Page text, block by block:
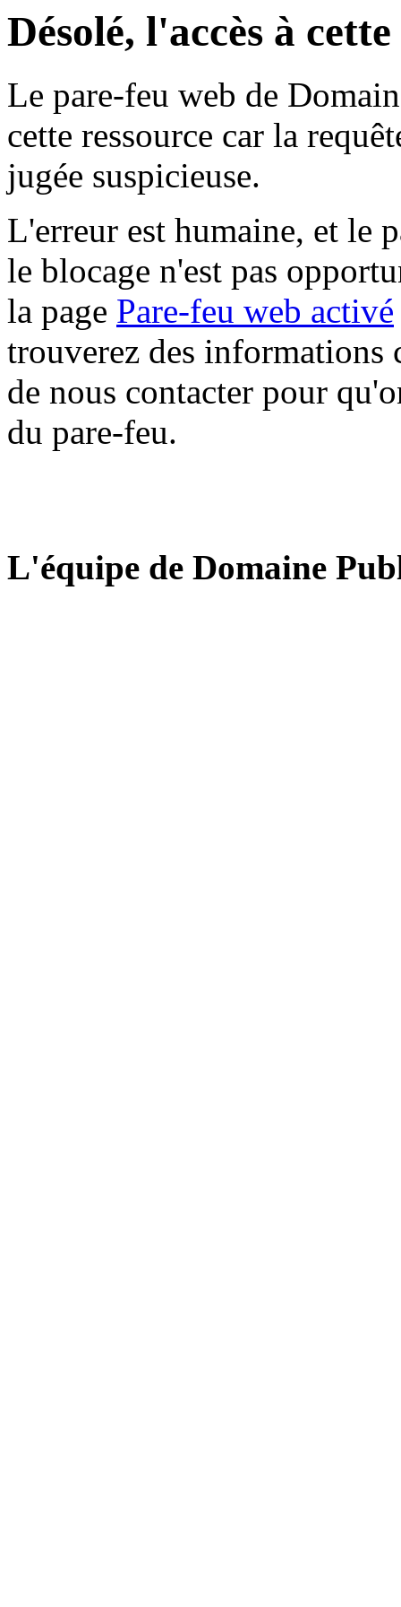
Désolé, l'accès à
Le pare-feu web de
cette ressource car la
jugée suspicieuse.
L'erreur est humaine, et le
le blocage n'est pas
la page Pare-feu web activé
trouverez des informations
de nous contacter pour
du pare-feu.
L'équipe de Domaine